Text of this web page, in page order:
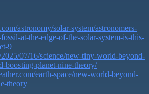
astronomy/solar-system/astronomers-
at-the-edge-of-the-solar-system-is-this-
9
07/16/science/new-tiny-world-beyond-
boosting-planet-nine-theory/
earth-space/new-world-beyond-
theory